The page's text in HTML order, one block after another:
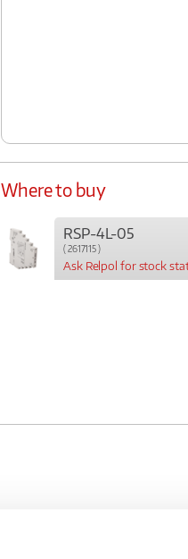
Where to buy
RSP-4L-05
( 2617115 )
Ask Relpol for stock